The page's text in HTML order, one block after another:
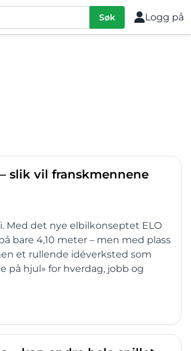
Søk Logg på
slik vil franskmennene
Med det nye elbilkonseptet ELO
bare 4,10 meter – men med plass
et rullende idéverksted som
på hjul» for hverdag, jobb og